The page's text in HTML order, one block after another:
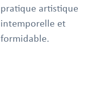
pratique artistique
intemporelle et
formidable.